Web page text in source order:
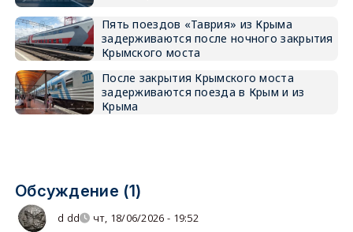
Пять поездов «Таврия» из Крыма
задерживаются после ночного закрытия
Крымского моста
После закрытия Крымского моста
задерживаются поезда в Крым и из
Крыма
Обсуждение (1)
d dd чт, 18/06/2026 - 19:52